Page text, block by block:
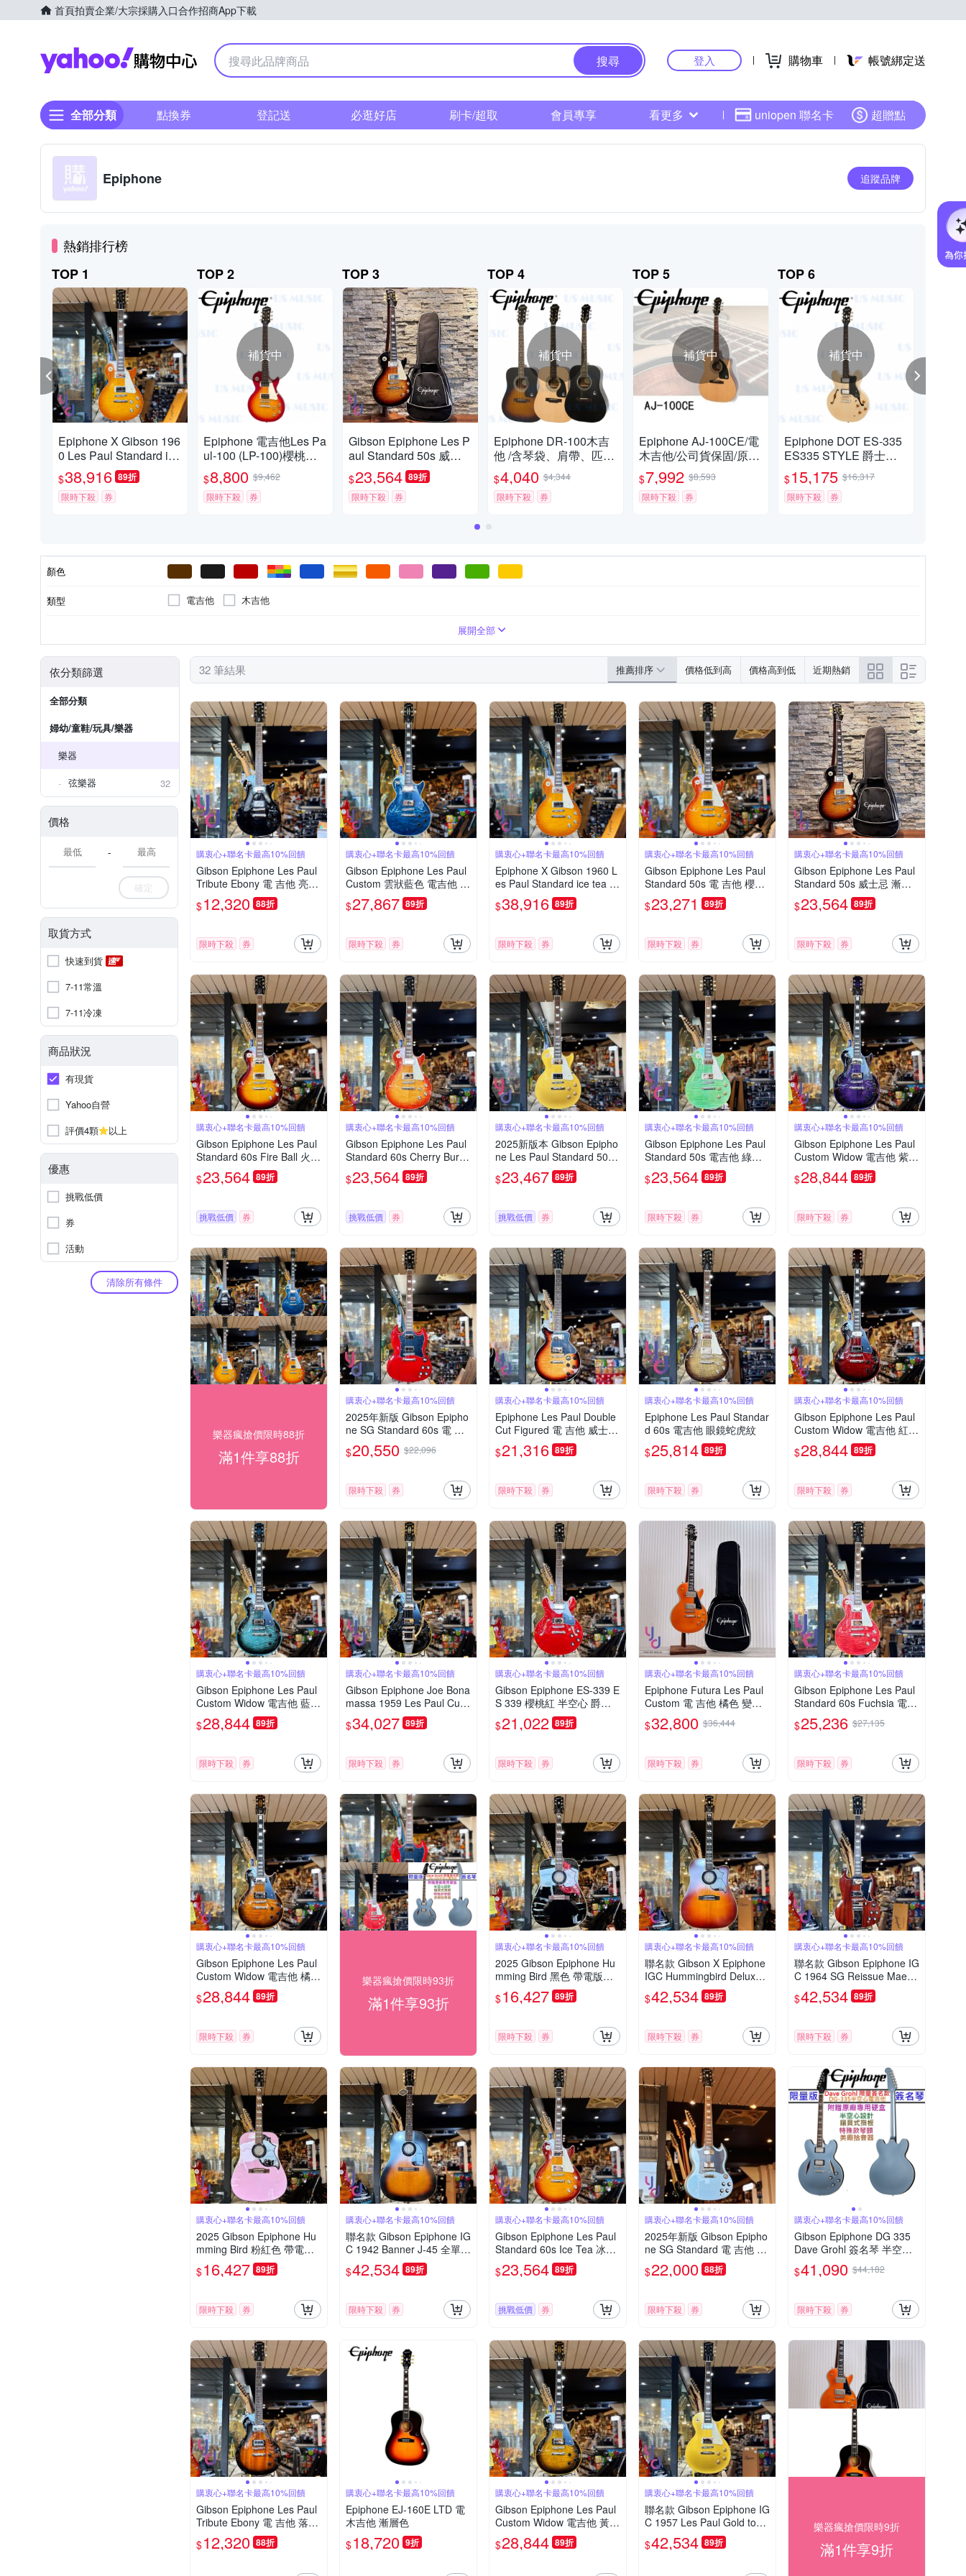
首頁拍賣企業/大宗採購入口合作招商App下載
Yahoo購物中心
搜尋 登入 購物車 帳號綁定送
全部分類 點換券 登記送 必逛好店 刷卡/超取 會員專享 看更多 uniopen 聯名卡 超贈點
Epiphone 追蹤品牌
熱銷排行榜
TOP 1
Epiphone X Gibson 196
0 Les Paul Standard ice
tea 電吉他 冰茶漸層
$38,916 89折
限時下殺 券
TOP 2
補貨中
Epiphone 電吉他Les Pa
ul-100 (LP-100)櫻桃漸
層色原廠公司貨
$8,800 $9,462
限時下殺
券
TOP 3
Gibson Epiphone Les P
aul Standard 50s 威士
忌 漸層色 電 吉他 濃密
虎紋 附琴袋
$23,564 89折
限時下殺 券
TOP 4
補貨中
Epiphone DR-100木吉
他 /含琴袋、肩帶、匹
克、琴布/公司貨保固/黑
色
$4,040 $4,344
限時下殺
券
TOP 5
補貨中
Epiphone AJ-100CE/電
木吉他/公司貨保固/原木
色
$7,992 $8,593
限時下殺
券
TOP 6
補貨中
Epiphone DOT ES-335
ES335 STYLE 爵士空
心電吉他 原木色
$15,175 $16,317
限時下殺
券
顏色
類型 電吉他 木吉他
展開全部
依分類篩選
全部分類
婦幼/童鞋/玩具/樂器
樂器
弦樂器
32
價格
-
確定
取貨方式
快速到貨
7-11常溫
7-11冷凍
商品狀況
有現貨
Yahoo自營
評價4顆
以上
優惠
挑戰低價
券
活動
清除所有條件
32 筆結果 推薦排序 價格低到高 價格高到低 近期熱銷
購衷心+聯名卡最高10%回饋
Gibson Epiphone Les Paul
Tribute Ebony 電 吉他 亮光
黑 E1
$12,320 88折
限時下殺 券
購衷心+聯名卡最高10%回饋
Gibson Epiphone Les Paul
Custom 雲狀藍色 電吉他 雙
線圈 孤獨搖滾 終身保固限
量版
$27,867 89折
限時下殺 券
購衷心+聯名卡最高10%回饋
Epiphone X Gibson 1960 L
es Paul Standard ice tea 電
吉他 冰茶漸層
$38,916 89折
限時下殺 券
購衷心+聯名卡最高10%回饋
Gibson Epiphone Les Paul
Standard 50s 電 吉他 櫻桃
漸層 虎紋 終身保固
$23,271 89折
限時下殺 券
購衷心+聯名卡最高10%回饋
Gibson Epiphone Les Paul
Standard 50s 威士忌 漸層
色 電 吉他 濃密虎紋 附琴袋
$23,564 89折
限時下殺 券
購衷心+聯名卡最高10%回饋
Gibson Epiphone Les Paul
Standard 60s Fire Ball 火球
漸層 電吉他
$23,564 89折
挑戰低價 券
購衷心+聯名卡最高10%回饋
Gibson Epiphone Les Paul
Standard 60s Cherry Burst
櫻桃漸層 電吉他
$23,564 89折
挑戰低價 券
購衷心+聯名卡最高10%回饋
2025新版本 Gibson Epipho
ne Les Paul Standard 50s
Gold Top 電吉他
$23,467 89折
挑戰低價 券
購衷心+聯名卡最高10%回饋
Gibson Epiphone Les Paul
Standard 50s 電吉他 綠色
虎紋 Seafoam Green
$23,564 89折
限時下殺 券
購衷心+聯名卡最高10%回饋
Gibson Epiphone Les Paul
Custom Widow 電吉他 紫色
大虎紋 搖滾代表
$28,844 89折
限時下殺 券
樂器瘋搶價限時88折
滿1件享88折
購衷心+聯名卡最高10%回饋
2025年新版 Gibson Epipho
ne SG Standard 60s 電 吉
他 復古櫻桃紅 雙線圈 終身
保固
$20,550 $22,096
限時下殺 券
購衷心+聯名卡最高10%回饋
Epiphone Les Paul Double
Cut Figured 電 吉他 威士忌
漸層 贈原廠琴袋 終身保固
$21,316 89折
限時下殺 券
購衷心+聯名卡最高10%回饋
Epiphone Les Paul Standar
d 60s 電吉他 眼鏡蛇虎紋
$25,814 89折
限時下殺 券
購衷心+聯名卡最高10%回饋
Gibson Epiphone Les Paul
Custom Widow 電吉他 紅色
大虎紋 搖滾代表
$28,844 89折
限時下殺 券
購衷心+聯名卡最高10%回饋
Gibson Epiphone Les Paul
Custom Widow 電吉他 藍色
大虎紋 搖滾代表
$28,844 89折
限時下殺 券
購衷心+聯名卡最高10%回饋
Gibson Epiphone Joe Bona
massa 1959 Les Paul Cust
om 簽名款 電 吉他
$34,027 89折
限時下殺 券
購衷心+聯名卡最高10%回饋
Gibson Epiphone ES-339 E
S 339 櫻桃紅 半空心 爵士
吉他 Semi Acoustic
$21,022 89折
限時下殺 券
購衷心+聯名卡最高10%回饋
Epiphone Futura Les Paul
Custom 電 吉他 橘色 變色
龍
$32,800 $36,444
限時下殺 券
購衷心+聯名卡最高10%回饋
Gibson Epiphone Les Paul
Standard 60s Fuchsia 電吉
他 紫紅大虎紋
$25,236 $27,135
限時下殺 券
購衷心+聯名卡最高10%回饋
Gibson Epiphone Les Paul
Custom Widow 電吉他 橘色
大虎紋 搖滾代表
$28,844 89折
限時下殺 券
樂器瘋搶價限時93折
滿1件享93折
購衷心+聯名卡最高10%回饋
2025 Gibson Epiphone Hu
mming Bird 黑色 帶電版本
蜂鳥 面單板 民謠 電 木 吉他
$16,427 89折
限時下殺 券
購衷心+聯名卡最高10%回饋
聯名款 Gibson X Epiphone
IGC Hummingbird Deluxe
EC 電 木吉他 全單板 蜂鳥
$42,534 89折
限時下殺 券
購衷心+聯名卡最高10%回饋
聯名款 Gibson Epiphone IG
C 1964 SG Reissue Maestr
o Vibrola 電 吉他
$42,534 89折
限時下殺 券
購衷心+聯名卡最高10%回饋
2025 Gibson Epiphone Hu
mming Bird 粉紅色 帶電版
本 蜂鳥 面單板 民謠 電 木
吉他
$16,427 89折
限時下殺 券
購衷心+聯名卡最高10%回饋
聯名款 Gibson Epiphone IG
C 1942 Banner J-45 全單板
電 木 吉他 復古漸層
$42,534 89折
限時下殺 券
購衷心+聯名卡最高10%回饋
Gibson Epiphone Les Paul
Standard 60s Ice Tea 冰茶
漸層 電吉他
$23,564 89折
挑戰低價 券
購衷心+聯名卡最高10%回饋
2025年新版 Gibson Epipho
ne SG Standard 電 吉他 藍
色 Pelham Blue 終身保固
$22,000 88折
限時下殺 券
購衷心+聯名卡最高10%回饋
Gibson Epiphone DG 335
Dave Grohl 簽名琴 半空心
電 吉他附贈專用硬盒
$41,090 $44,182
限時下殺 券
購衷心+聯名卡最高10%回饋
Gibson Epiphone Les Paul
Tribute Ebony 電 吉他 落日
漸層
$12,320 88折
購衷心+聯名卡最高10%回饋
Epiphone EJ-160E LTD 電
木吉他 漸層色
$18,720 9折
購衷心+聯名卡最高10%回饋
Gibson Epiphone Les Paul
Custom Widow 電吉他 黃色
大虎紋 搖滾代表
$28,844 89折
購衷心+聯名卡最高10%回饋
聯名款 Gibson Epiphone IG
C 1957 Les Paul Gold top
R7 電 吉他 附原廠硬盒
$42,534 89折
樂器瘋搶價限時9折
滿1件享9折